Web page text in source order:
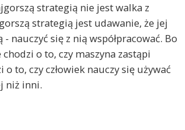
strategią nie jest walka z
strategią jest udawanie, że jej
nauczyć się z nią współpracować. Bo
o to, czy maszyna zastąpi
o to, czy człowiek nauczy się używać
niż inni.